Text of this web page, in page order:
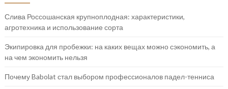
Слива Россошанская крупноплодная: характеристики,
агротехника и использование сорта
Экипировка для пробежки: на каких вещах можно сэкономить, а
на чем экономить нельзя
Почему Babolat стал выбором профессионалов падел-тенниса